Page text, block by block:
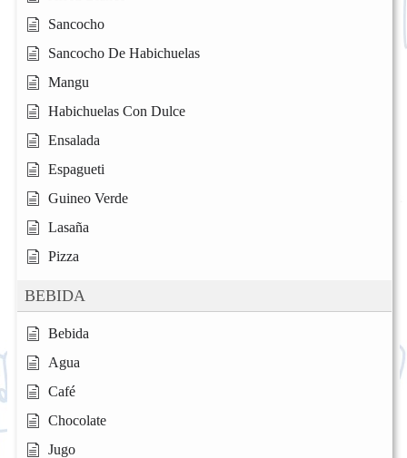
Sancocho
Sancocho De Habichuelas
Mangu
Habichuelas Con Dulce
Ensalada
Espagueti
Guineo Verde
Lasaña
Pizza
BEBIDA
Bebida
Agua
Café
Chocolate
Jugo